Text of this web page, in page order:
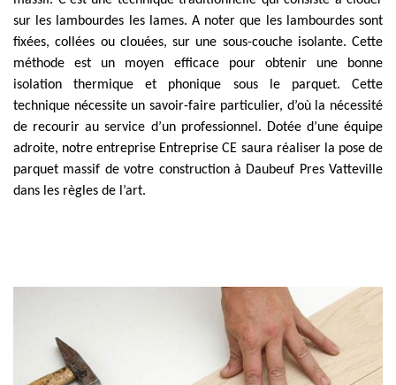
sur les lambourdes les lames. A noter que les lambourdes sont
fixées, collées ou clouées, sur une sous-couche isolante. Cette
méthode est un moyen efficace pour obtenir une bonne
isolation thermique et phonique sous le parquet. Cette
technique nécessite un savoir-faire particulier, d’où la nécessité
de recourir au service d’un professionnel. Dotée d’une équipe
adroite, notre entreprise Entreprise CE saura réaliser la pose de
parquet massif de votre construction à Daubeuf Pres Vatteville
dans les règles de l’art.